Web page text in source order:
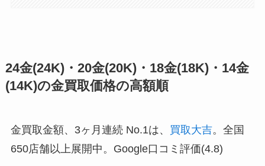
24金(24K)・20金(20K)・18金(18K)・14金
(14K)の金買取価格の高額順
金買取金額、3ヶ月連続 No.1は、 買取大吉。全国
650店舗以上展開中。Google口コミ評価(4.8)